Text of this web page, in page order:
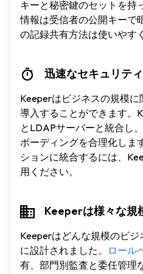
キーと秘密鍵のセットを持
情報は受信者の公開キーで
の記録共有方法は使いやす
迅速なセキュリテ
Keeperはビジネスの規模
導入することができます。
とLDAPサーバーと統合し
ボーディングを合理化しま
ションに統合するには、
用ください。
Keeperは様々な規
Keeperはどんな規模のビジ
に設計されました。
ロール
有、部門別監査と委任管理